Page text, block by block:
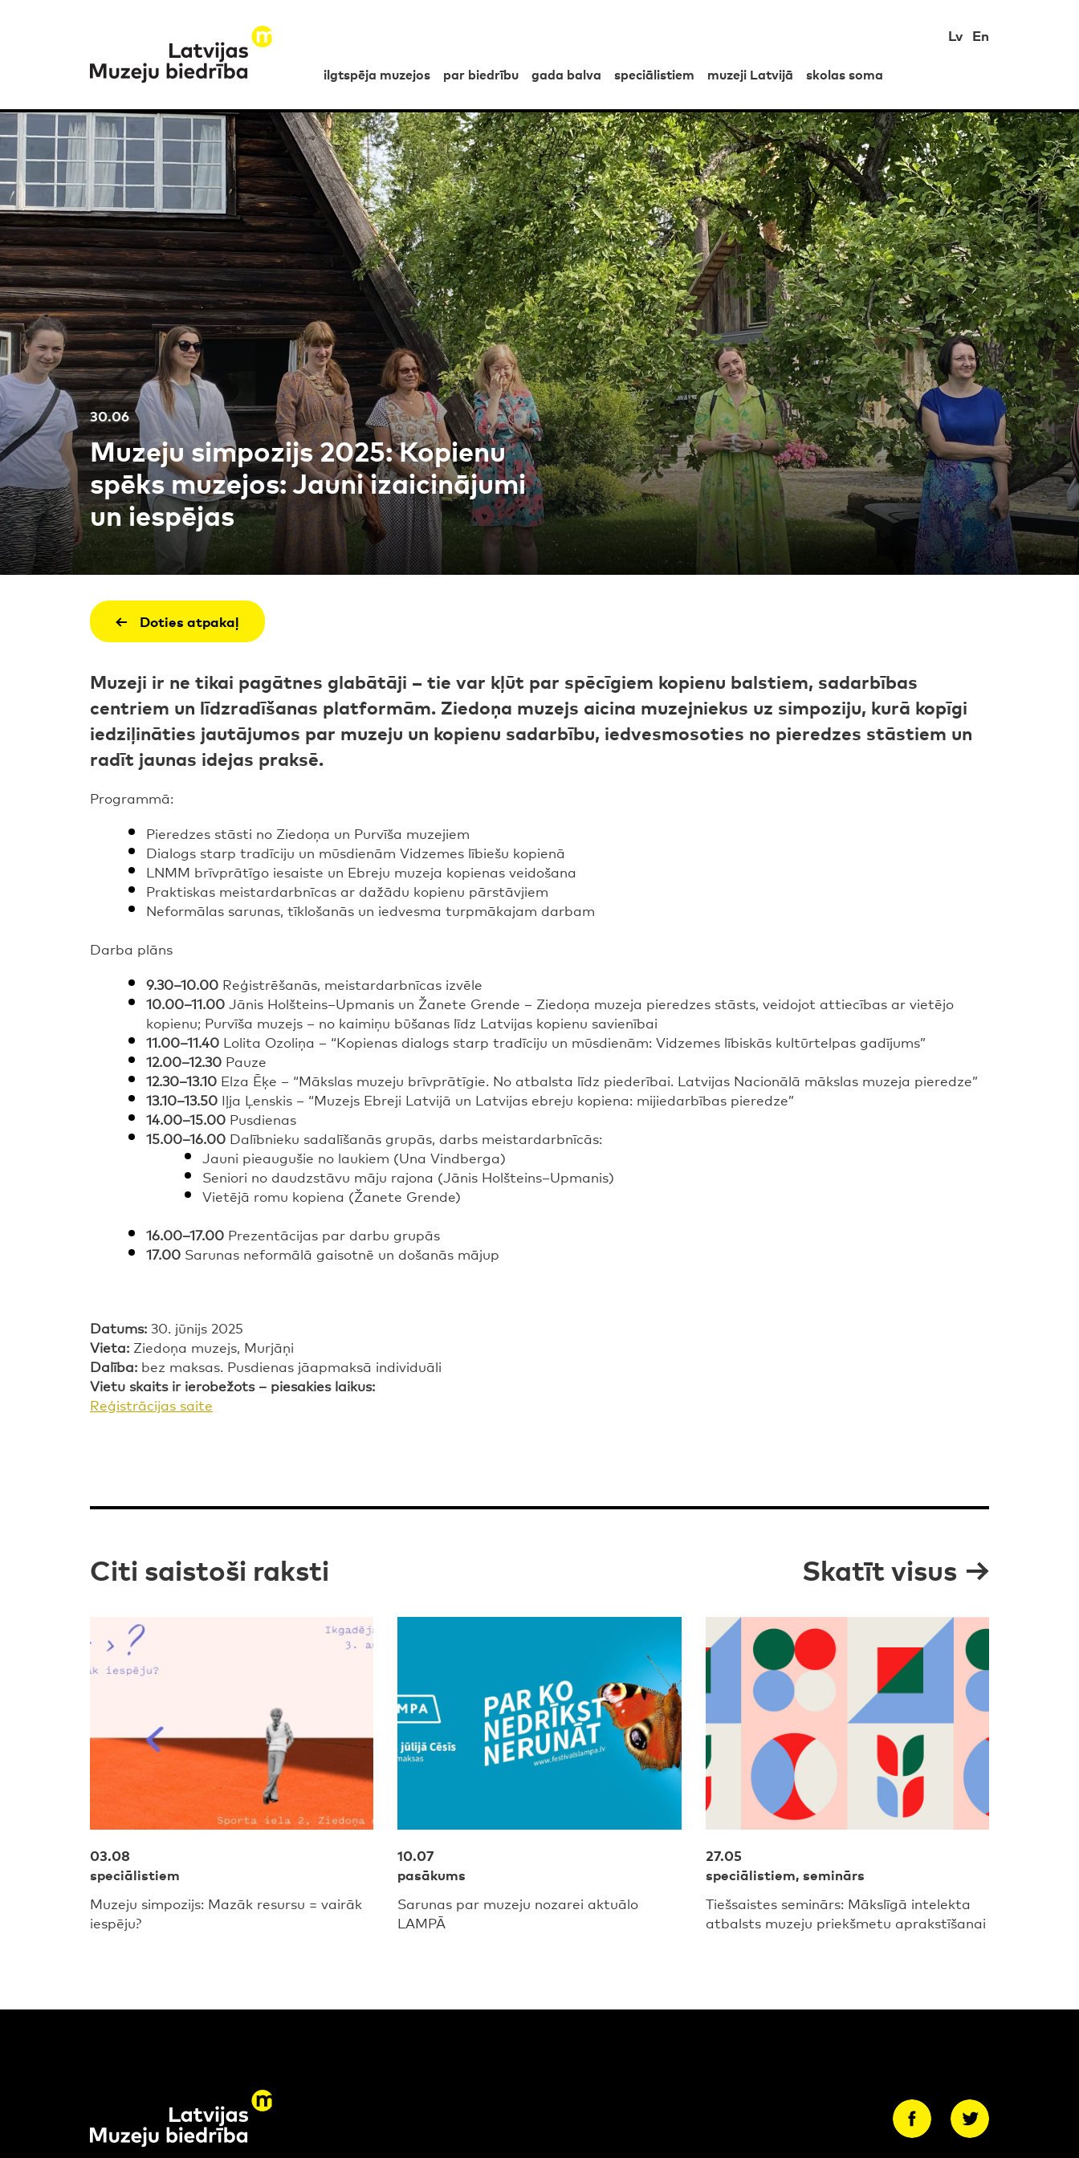
ilgtspēja muzejos par biedrību gada balva speciālistiem muzeji Latvijā skolas soma
Lv En
30.06
Muzeju simpozijs 2025: Kopienu
spēks muzejos: Jauni izaicinājumi
un iespējas
Doties atpakaļ
Muzeji ir ne tikai pagātnes glabātāji – tie var kļūt par spēcīgiem kopienu balstiem, sadarbības
centriem un līdzradīšanas platformām. Ziedoņa muzejs aicina muzejniekus uz simpoziju, kurā kopīgi
iedziļināties jautājumos par muzeju un kopienu sadarbību, iedvesmosoties no pieredzes stāstiem un
radīt jaunas idejas praksē.
Programmā:
Pieredzes stāsti no Ziedoņa un Purvīša muzejiem
Dialogs starp tradīciju un mūsdienām Vidzemes lībiešu kopienā
LNMM brīvprātīgo iesaiste un Ebreju muzeja kopienas veidošana
Praktiskas meistardarbnīcas ar dažādu kopienu pārstāvjiem
Neformālas sarunas, tīklošanās un iedvesma turpmākajam darbam
Darba plāns
9.30–10.00 Reģistrēšanās, meistardarbnīcas izvēle
10.00–11.00 Jānis Holšteins–Upmanis un Žanete Grende – Ziedoņa muzeja pieredzes stāsts, veidojot attiecības ar vietējo
kopienu; Purvīša muzejs – no kaimiņu būšanas līdz Latvijas kopienu savienībai
11.00–11.40 Lolita Ozoliņa – “Kopienas dialogs starp tradīciju un mūsdienām: Vidzemes lībiskās kultūrtelpas gadījums”
12.00–12.30 Pauze
12.30–13.10 Elza Ēķe – “Mākslas muzeju brīvprātīgie. No atbalsta līdz piederībai. Latvijas Nacionālā mākslas muzeja pieredze”
13.10–13.50 Iļja Ļenskis – “Muzejs Ebreji Latvijā un Latvijas ebreju kopiena: mijiedarbības pieredze”
14.00–15.00 Pusdienas
15.00–16.00 Dalībnieku sadalīšanās grupās, darbs meistardarbnīcās:
Jauni pieaugušie no laukiem (Una Vindberga)
Seniori no daudzstāvu māju rajona (Jānis Holšteins–Upmanis)
Vietējā romu kopiena (Žanete Grende)
16.00–17.00 Prezentācijas par darbu grupās
17.00 Sarunas neformālā gaisotnē un došanās mājup
Datums: 30. jūnijs 2025
Vieta: Ziedoņa muzejs, Murjāņi
Dalība: bez maksas. Pusdienas jāapmaksā individuāli
Vietu skaits ir ierobežots – piesakies laikus:
Reģistrācijas saite
Citi saistoši raksti Skatīt visus
03.08
speciālistiem
Muzeju simpozijs: Mazāk resursu = vairāk
iespēju?
10.07
pasākums
Sarunas par muzeju nozarei aktuālo
LAMPĀ
27.05
speciālistiem, seminārs
Tiešsaistes seminārs: Mākslīgā intelekta
atbalsts muzeju priekšmetu aprakstīšanai